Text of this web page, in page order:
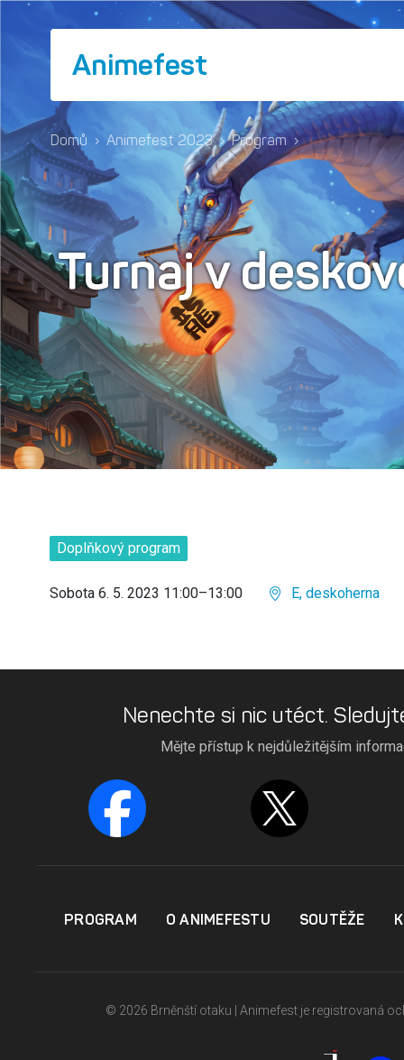
Animefest
Domů › Animefest 2023 › Program ›
Turnaj v
Doplňkový program
Sobota 6. 5. 2023 11:00–13:00 E, deskoherna
Nenechte si nic utéct.
Mějte přístup k nejdůležitějším
PROGRAM O ANIMEFESTU SOUTĚŽE
© 2026 Brněnští otaku | Animefest je registrovaná